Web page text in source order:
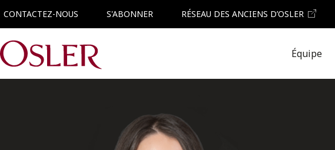
CONTACTEZ-NOUS S'ABONNER RÉSEAU DES ANCIENS D’OSLER
Main Navigation Équipe